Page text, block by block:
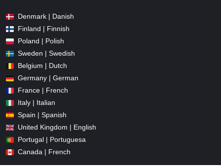
Denmark | Danish
Finland | Finnish
Poland | Polish
Sweden | Swedish
Belgium | Dutch
Germany | German
France | French
Italy | Italian
Spain | Spanish
United Kingdom | English
Portugal | Portuguesa
Canada | French